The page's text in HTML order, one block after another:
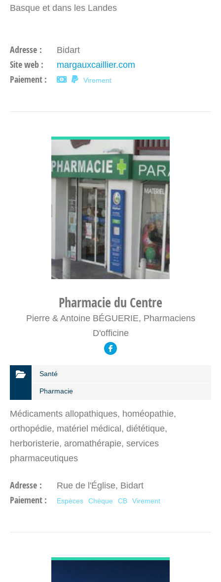
Basque et dans les Landes
Adresse : Bidart
Site web : margauxcaillier.com
Paiement : Virement
Pharmacie du Centre
Pierre & Antoine BÉGUERIE, Pharmaciens
D'officine
Santé
Pharmacie
Médicaments allopathiques, homéopathie,
orthopédie, matériel médical, diététique,
herboristerie, aromathérapie, services
pharmaceutiques
Adresse : Rue de l'Église, Bidart
Paiement : Espèces Chèque CB Virement